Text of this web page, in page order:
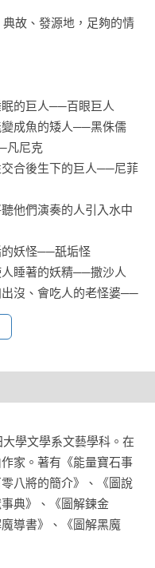
故、發源地，足夠的情
的巨人──百眼巨人
成魚的矮人──黑侏儒
凡尼克
合後生下的巨人──尼菲
他們演奏的人引入水中
妖怪──舐垢怪
睡著的妖精──撒沙人
沒、會吃人的老怪婆──
學文學系文藝學科。在
家。著有《能量寶石事
八將的簡介》、《圖說
典》、《圖解鍊金
導書》、《圖解黑魔